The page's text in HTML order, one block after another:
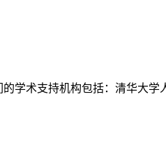
学术支持机构包括：清华大学